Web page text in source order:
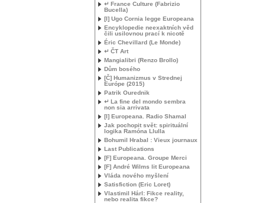
↵ France Culture (Fabrizio
Bucella)
[I] Ugo Cornia legge Europeana
Encyklopedie neexaktních věd
čili usilovnou prací k nicotě
Éric Chevillard (Le Monde)
↵ ČT Art
Mangialibri (Renzo Brollo)
Dům bosého
[Č] Humanizmus v Strednej
Európe (2015)
Patrik Ourednik
↵ La fine del mondo sembra
non sia arrivata
[I] Europeana. Radio Shamal
Jak pochopit svět: spirituální
logika Ramóna Llulla
Bohumil Hrabal : Vieux journaux
Last Publications
[F] Europeana. Groupe Merci
[F] André Wilms lit Europeana
Vláda nového myšlení
Satisfiction (Eric Loret)
Vlastimil Hárl: Fikce reality,
nebo realita fikce?